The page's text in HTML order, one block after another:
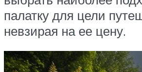
палатку для цели
невзирая на ее цену.